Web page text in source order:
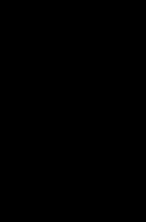
Agenda
Middle East